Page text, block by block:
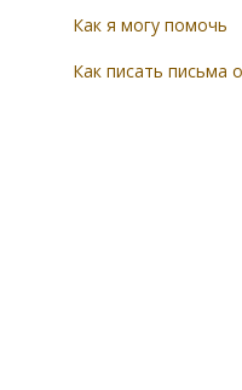
Как я могу помочь
Как писать письма